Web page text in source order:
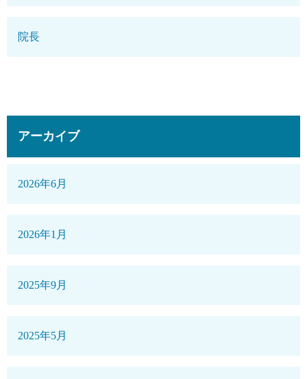
院長
アーカイブ
2026年6月
2026年1月
2025年9月
2025年5月